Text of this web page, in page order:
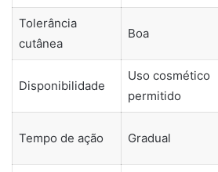
Tolerância
cutânea
Boa
Disponibilidade
Uso cosmético
permitido
Tempo de ação Gradual